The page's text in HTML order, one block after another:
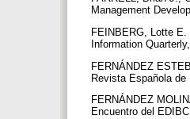
Management
FEINBERG, Lotte
Information
FERNÁNDEZ
Revista Española
FERNÁNDEZ
Encuentro del